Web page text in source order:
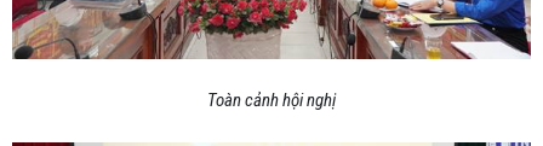
Toàn cảnh hội nghị